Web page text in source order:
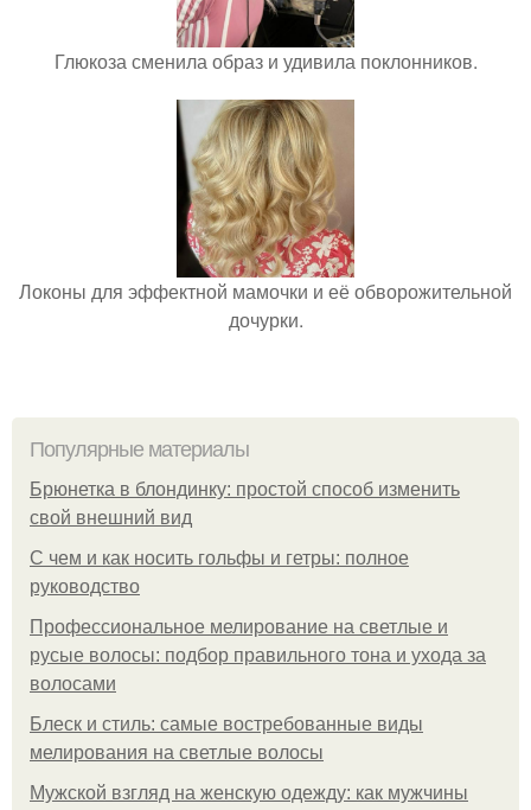
Глюкоза сменила образ и удивила поклонников.
Локоны для эффектной мамочки и её обворожительной
дочурки.
Популярные материалы
Брюнетка в блондинку: простой способ изменить
свой внешний вид
С чем и как носить гольфы и гетры: полное
руководство
Профессиональное мелирование на светлые и
русые волосы: подбор правильного тона и ухода за
волосами
Блеск и стиль: самые востребованные виды
мелирования на светлые волосы
Мужской взгляд на женскую одежду: как мужчины